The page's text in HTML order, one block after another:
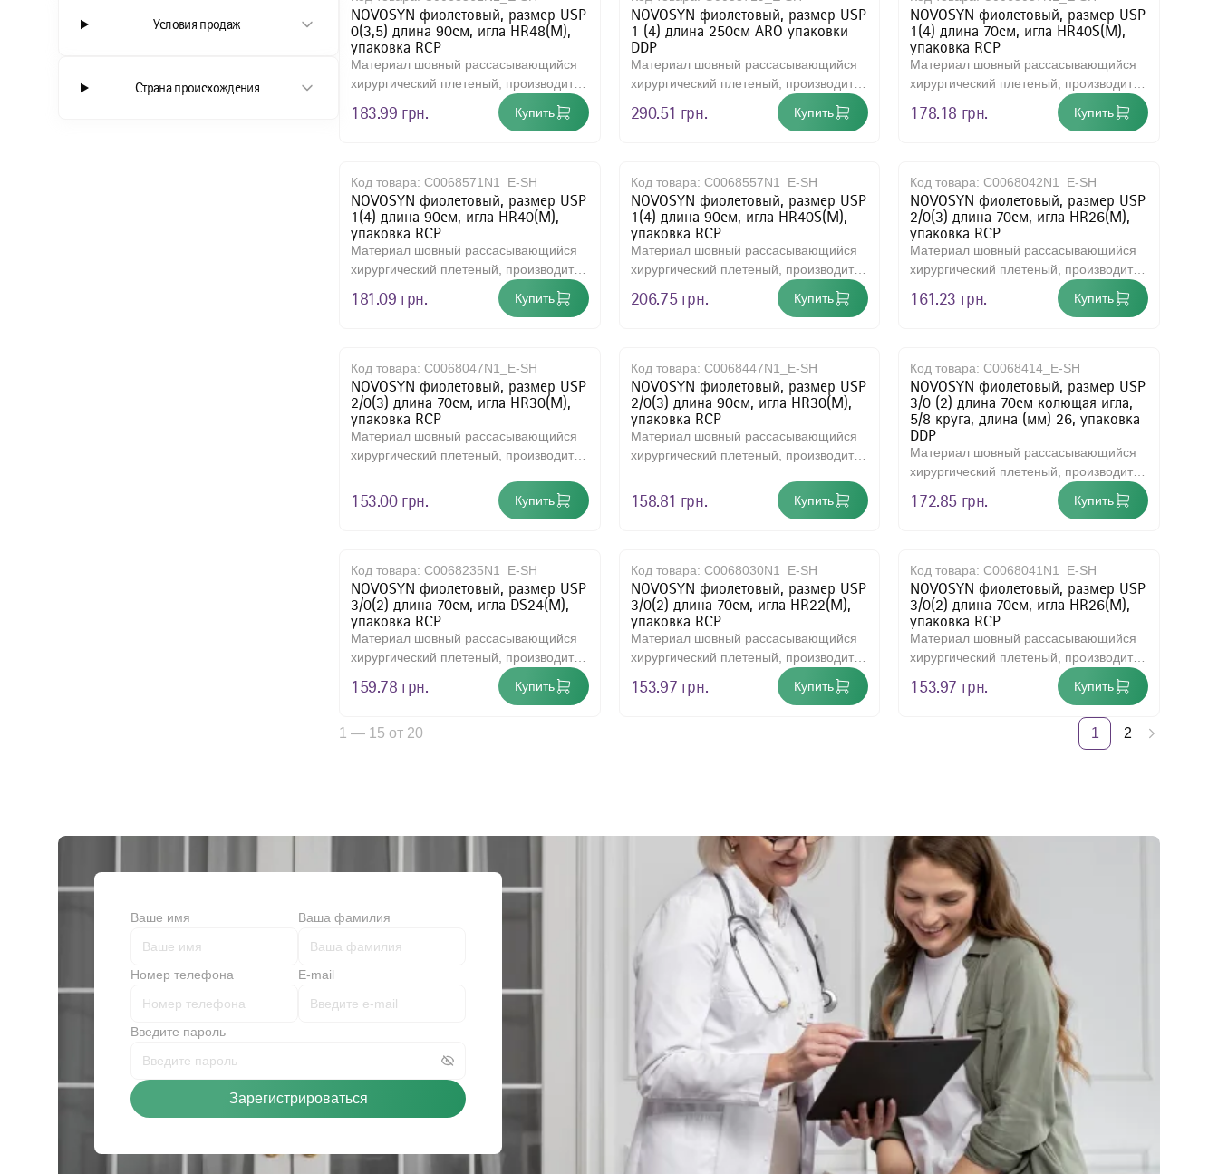
Многоразовые иглодержатели
Наружный воздушный недыхательный фильтр
Ножницевидные многоразовые щипцы
Ножницы хирургические общего назначения, одноразового использования
Смазка для хирургических инструментов
Хирургические ножницы общего назначения, многоразовые.
Хирургические скальпели
Хирургический ретрактор самоудерживающий, многократное применение
Щипцы хирургические для мягких тканей, в форме ножниц, многоразового использования.
Щипцы хирургические для мягких тканей, в форме пинцета, многоразового использования.
Щипцы хирургические для мягких тканей, в форме пинцета, одноразового использования
Шовный материал
Антисептические средства
Условия продаж
Страна происхождения
NOVOSYN фиолетовый, размер USP
0(3,5) длина 90см, игла HR48(M),
упаковка RCP
Материал шовный рассасывающийся
хирургический плетеный, производится
из сополимера, на 90% состоит и..
183.99 грн. Купить
NOVOSYN фиолетовый, размер USP
1 (4) длина 250см ARO упаковки
DDP
Материал шовный рассасывающийся
хирургический плетеный, производится
из сополимера, на 90% состоит и..
290.51 грн. Купить
NOVOSYN фиолетовый, размер USP
1(4) длина 70см, игла HR40S(M),
упаковка RCP
Материал шовный рассасывающийся
хирургический плетеный, производится
из сополимера, на 90% состоит и..
178.18 грн. Купить
Код товара: C0068571N1_E-SH
NOVOSYN фиолетовый, размер USP
1(4) длина 90см, игла HR40(M),
упаковка RCP
Материал шовный рассасывающийся
хирургический плетеный, производится
из сополимера, на 90% состоит и..
181.09 грн. Купить
Код товара: C0068557N1_E-SH
NOVOSYN фиолетовый, размер USP
1(4) длина 90см, игла HR40S(M),
упаковка RCP
Материал шовный рассасывающийся
хирургический плетеный, производится
из сополимера, на 90% состоит и..
206.75 грн. Купить
Код товара:C0068042N1_E-SH
NOVOSYN фиолетовый, размер USP
2/0(3) длина 70см, игла HR26(M),
упаковка RCP
Материал шовный рассасывающийся
хирургический плетеный, производится
из сополимера, на 90% состоит и..
161.23 грн. Купить
Код товара: C0068047N1_E-SH
NOVOSYN фиолетовый, размер USP
2/0(3) длина 70см, игла HR30(M),
упаковка RCP
Материал шовный рассасывающийся
хирургический плетеный, производится
153.00 грн. Купить
Код товара: C0068447N1_E-SH
NOVOSYN фиолетовый, размер USP
2/0(3) длина 90см, игла HR30(M),
упаковка RCP
Материал шовный рассасывающийся
хирургический плетеный, производится
158.81 грн. Купить
Код товара:C0068414_E-SH
NOVOSYN фиолетовый, размер USP
3/0 (2) длина 70см колющая игла,
5/8 круга, длина (мм) 26, упаковка
DDP
Материал шовный рассасывающийся
хирургический плетеный, производится
из сополимера, на 90% состоит и..
172.85 грн. Купить
Код товара: C0068235N1_E-SH
NOVOSYN фиолетовый, размер USP
3/0(2) длина 70см, игла DS24(M),
упаковка RCP
Материал шовный рассасывающийся
хирургический плетеный, производится
из сополимера, на 90% состоит и..
159.78 грн. Купить
Код товара: C0068030N1_E-SH
NOVOSYN фиолетовый, размер USP
3/0(2) длина 70см, игла HR22(M),
упаковка RCP
Материал шовный рассасывающийся
хирургический плетеный, производится
из сополимера, на 90% состоит и..
153.97 грн. Купить
Код товара:C0068041N1_E-SH
NOVOSYN фиолетовый, размер USP
3/0(2) длина 70см, игла HR26(M),
упаковка RCP
Материал шовный рассасывающийся
хирургический плетеный, производится
из сополимера, на 90% состоит и..
153.97 грн. Купить
1 — 15 от 20 1 2
Ваше имя Ваша фамилия
Номер телефона E-mail
Введите пароль
Зарегистрироваться